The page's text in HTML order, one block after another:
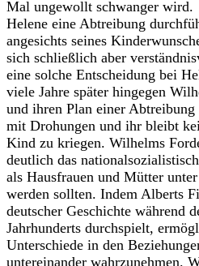
Mal ungewollt schwanger
Helene eine Abtreibung
angesichts seines
sich schließlich aber
eine solche Entscheidung bei
viele Jahre später hingegen
und ihren Plan einer
mit Drohungen und ihr bleibt
Kind zu kriegen. Wilhelms
deutlich das
als Hausfrauen und Mütter
werden sollten. Indem Alberts
deutscher Geschichte während
Jahrhunderts durchspielt,
Unterschiede in den
untereinander wahrzunehmen.